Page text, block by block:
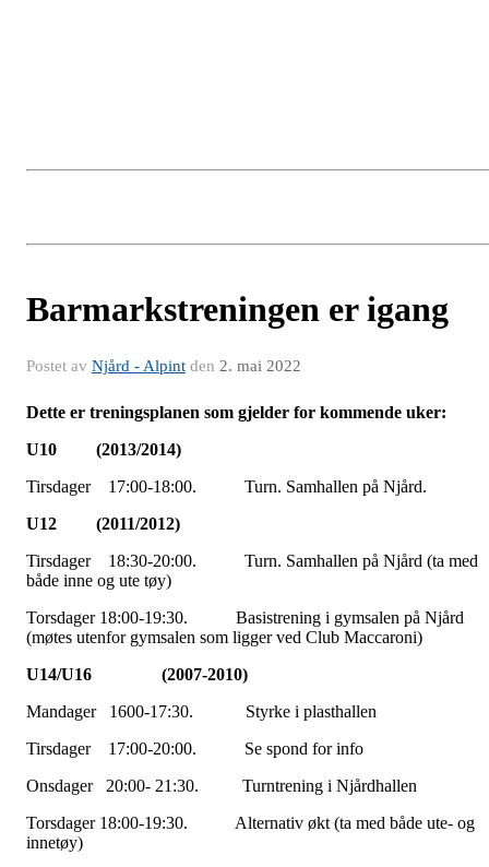
Barmarkstreningen er igang
Postet av Njård - Alpint den 2. mai 2022
Dette er treningsplanen som gjelder for kommende uker:
U10 (2013/2014)
Tirsdager 17:00-18:00. Turn. Samhallen på Njård.
U12 (2011/2012)
Tirsdager 18:30-20:00. Turn. Samhallen på Njård (ta med
både inne og ute tøy)
Torsdager 18:00-19:30. Basistrening i gymsalen på Njård
(møtes utenfor gymsalen som ligger ved Club Maccaroni)
U14/U16 (2007-2010)
Mandager 1600-17:30. Styrke i plasthallen
Tirsdager 17:00-20:00. Se spond for info
Onsdager 20:00- 21:30. Turntrening i Njårdhallen
Torsdager 18:00-19:30. Alternativ økt (ta med både ute- og
innetøy)